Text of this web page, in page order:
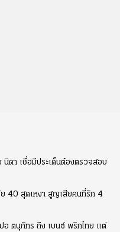
ดา เชื่อมีประเด็นต้องตรวจสอบ
ย 40 สุดเหงา สูญเสียคนที่รัก 4
อ ตนุภัทร ถึง เบนซ์ พริกไทย แต่